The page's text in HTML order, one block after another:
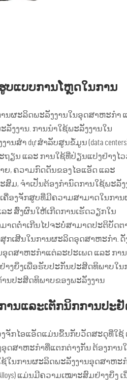
ບແບບການໂຫຼດໃນການ
ນຜະລິດພະລັງງານໃນອຸດສາຫະກຳ
ງງານ. ການນຳໃຊ້ພະລັງງານໃນ
ສຳ dự ສຳລັບສູນຂໍ້ມູນ (data
ຽນ ແລະ ການໃຊ້ທີ່ປ່ຽນແປງຢ່າງໄວ
ຍ, ຄວາມກົດດັນຂອງໄອແອັດ ແລະ
ມ, ຈຳເປັນຕ້ອງກຳນົດການໃຊ້ພະລັງ
ຄື່ອງຈັກສູບທີ່ມີຄວາມສາມາດໃນກາ
ະ ສົ່ງຜົນໃຫ້ເກີດການເຮັດວຽກໃນ
າດຕ່ຳເກີນໄປຈະບໍ່ສາມາດປະຕິບັດຕ
ກເສີນໃນການຜະລິດອຸດສາຫະກຳ. ດັ່
ອຸດສາຫະກຳແຕ່ລະປະເພດ ແລະ ກາ
າງຍິ່ງເພື່ອຮັບປະກັນປະສິດທິພາບໃນ
ນປະສິດທິພາບຂອງພະລັງງານ
ານແລະເຕັກນິກການປະຢັ
ຈັກໄອແອັດແມ່ນຂຶ້ນກັບວັດສະດຸທີ່ໃຊ້
ດສາຫະກຳທີ່ແຕກຕ່າງກັນ ຕ້ອງການ
ໃນການຜະລິດພະລັງງານອຸດສາຫະກ
ແມ່ນມີຄວາມເໝາະສົມຢ່າງຍິ່ງ ເ